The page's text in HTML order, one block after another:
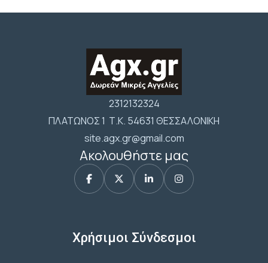
2312132324
ΠΛΑΤΩΝΟΣ 1 Τ.Κ. 54631 ΘΕΣΣΑΛΟΝΙΚΗ
site.agx.gr@gmail.com
Ακολουθήστε μας
Χρήσιμοι Σύνδεσμοι